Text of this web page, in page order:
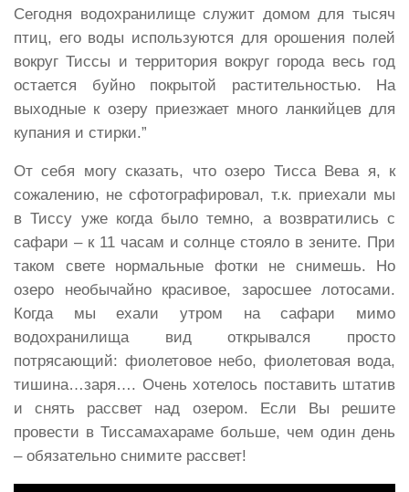
Сегодня водохранилище служит домом для тысяч
птиц, его воды используются для орошения полей
вокруг Тиссы и территория вокруг города весь год
остается буйно покрытой растительностью. На
выходные к озеру приезжает много ланкийцев для
купания и стирки.”
От себя могу сказать, что озеро Тисса Вева я, к
сожалению, не сфотографировал, т.к. приехали мы
в Тиссу уже когда было темно, а возвратились с
сафари – к 11 часам и солнце стояло в зените. При
таком свете нормальные фотки не снимешь. Но
озеро необычайно красивое, заросшее лотосами.
Когда мы ехали утром на сафари мимо
водохранилища вид открывался просто
потрясающий: фиолетовое небо, фиолетовая вода,
тишина…заря…. Очень хотелось поставить штатив
и снять рассвет над озером. Если Вы решите
провести в Тиссамахараме больше, чем один день
– обязательно снимите рассвет!